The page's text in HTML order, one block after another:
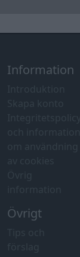
Information
Övrigt